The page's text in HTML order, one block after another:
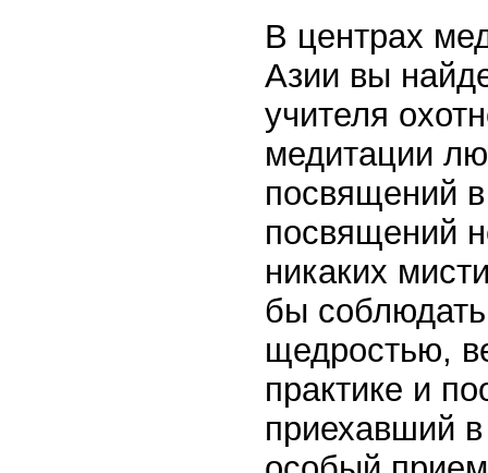
В центрах
Азии вы
учителя
медитации
посвящений в
посвящений
никаких
бы
щедростью,
практике и
приехавший